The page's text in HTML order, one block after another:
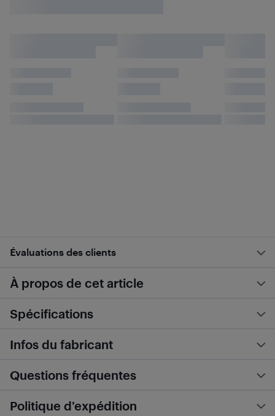
Évaluations des clients
À propos de cet article
Spécifications
Infos du fabricant
Questions fréquentes
Politique d’expédition